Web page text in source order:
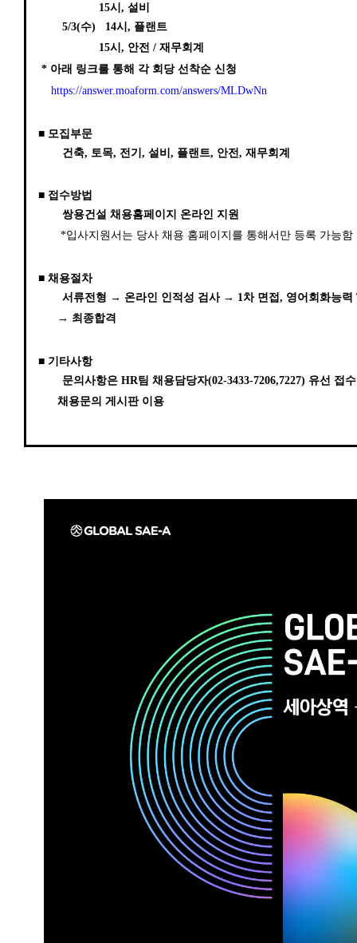
15시, 설비
5/3(수) 14시, 플랜트
15시, 안전 / 재무회계
* 아래 링크를 통해 각 회당 선착순 신청
https://answer.moaform.com/answers/MLDwNn
■ 모집부문
건축, 토목, 전기, 설비, 플랜트, 안전, 재무회계
■ 접수방법
쌍용건설 채용홈페이지 온라인 지원
*입사지원서는 당사 채용 홈페이지를 통해서만 등록 가능함
■ 채용절차
서류전형 → 온라인 인적성 검사 → 1차 면접, 영어회화능력
→ 최종합격
■ 기타사항
문의사항은 HR팀 채용담당자(02-3433-7206,7227) 유선 접
채용문의 게시판 이용